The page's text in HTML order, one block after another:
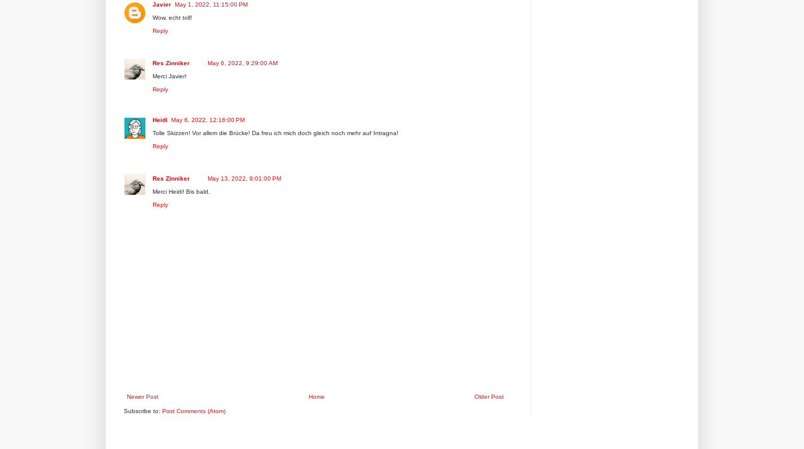
Javier May 1, 2022, 11:15:00 PM
Wow, echt toll!
Reply
Res Zinniker
May 6, 2022, 9:29:00 AM
Merci Javier!
Reply
Heidi
May 6, 2022, 12:16:00 PM
Tolle Skizzen! Vor allem die Brücke! Da freu ich mich doch gleich noch mehr auf Intragna!
Reply
Res Zinniker
May 13, 2022, 9:01:00 PM
Merci Heidi! Bis bald.
Reply
Newer Post Older Post
Home
Subscribe to: Post Comments (Atom)